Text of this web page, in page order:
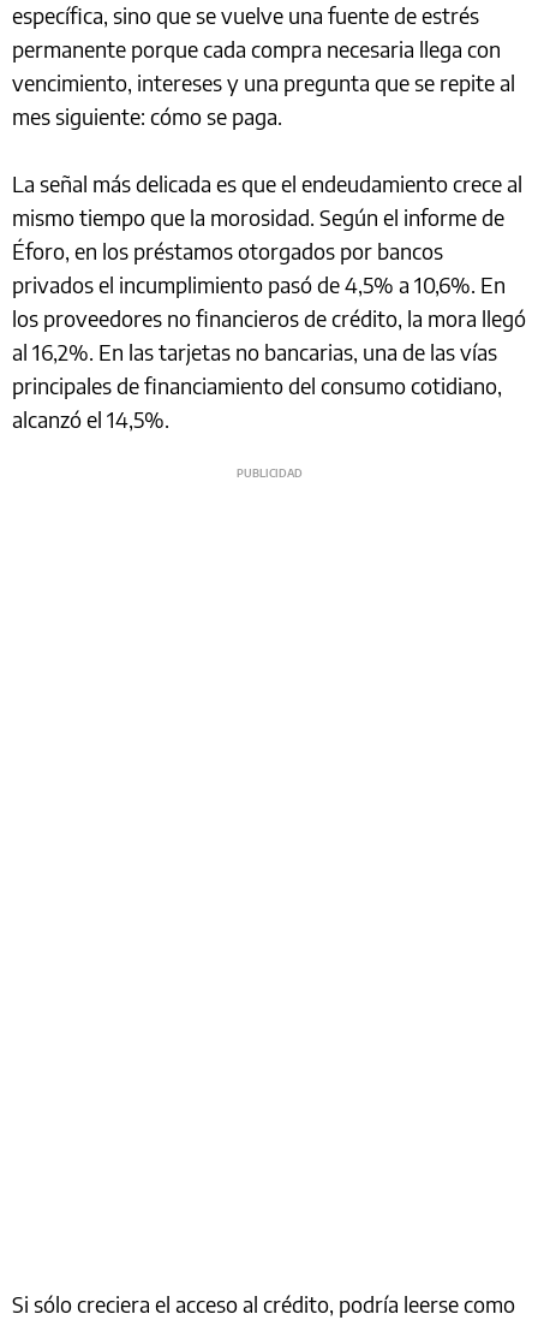
específica, sino que se vuelve una fuente de estrés
permanente porque cada compra necesaria llega con
vencimiento, intereses y una pregunta que se repite al
mes siguiente: cómo se paga.
La señal más delicada es que el endeudamiento crece al
mismo tiempo que la morosidad. Según el informe de
Éforo, en los préstamos otorgados por bancos
privados el incumplimiento pasó de 4,5% a 10,6%. En
los proveedores no financieros de crédito, la mora llegó
al 16,2%. En las tarjetas no bancarias, una de las vías
principales de financiamiento del consumo cotidiano,
alcanzó el 14,5%.
Si sólo creciera el acceso al crédito, podría leerse como